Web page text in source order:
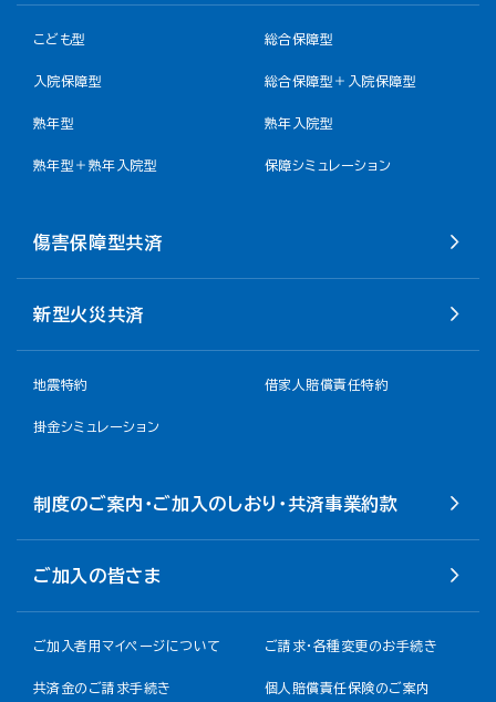
こども型 総合保障型
入院保障型 総合保障型＋入院保障型
熟年型 熟年入院型
熟年型＋熟年入院型 保障シミュレーション
傷害保障型共済
新型火災共済
地震特約 借家人賠償責任特約
掛金シミュレーション
制度のご案内・ご加入のしおり・共済事業約款
ご加入の皆さま
ご加入者用マイページについて ご請求・各種変更のお手続き
共済金のご請求手続き 個人賠償責任保険のご案内